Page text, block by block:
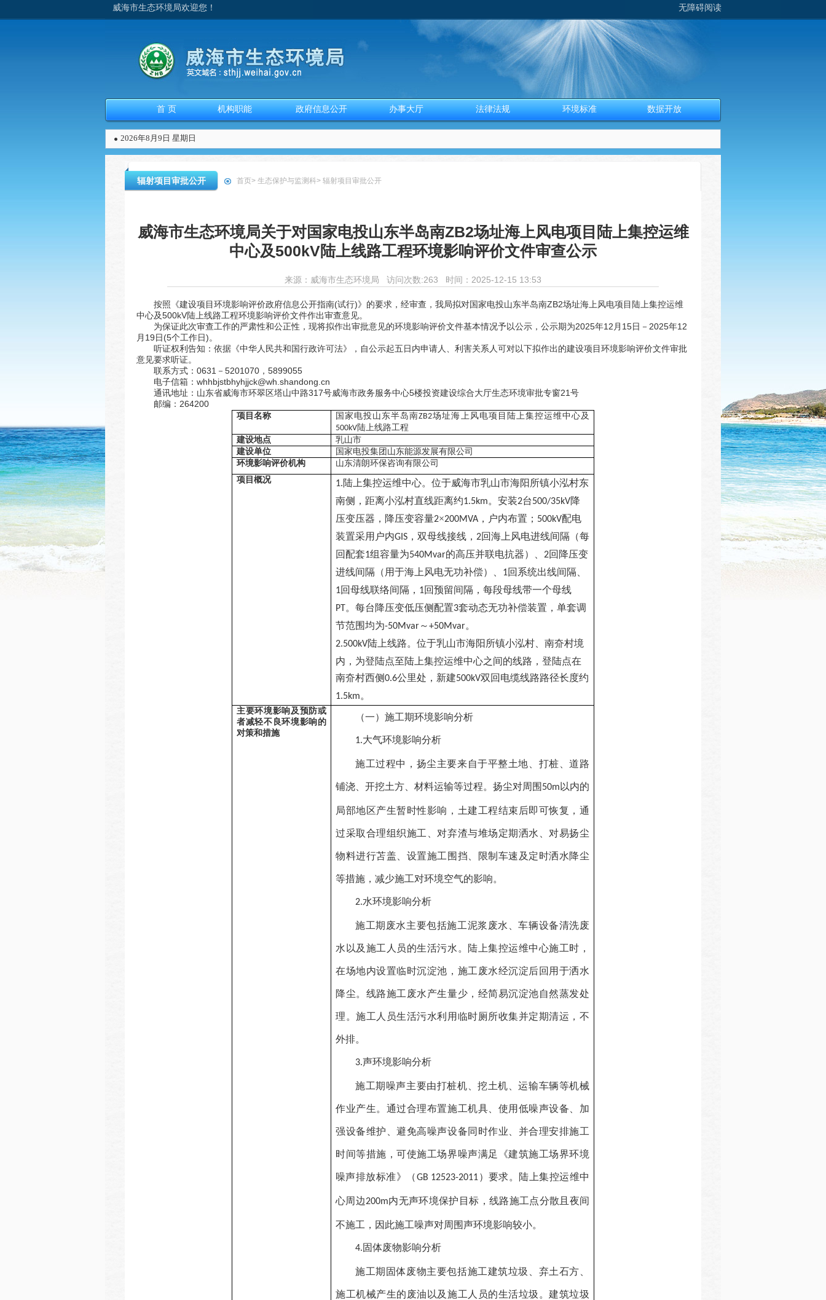
威海市生态环境局欢迎您！ 无障碍阅读
首 页 机构职能 政府信息公开 办事大厅 法律法规 环境标准 数据开放
2026年8月9日 星期日
辐射项目审批公开 首页> 生态保护与监测科> 辐射项目审批公开
威海市生态环境局关于对国家电投山东半岛南ZB2场址海上风电项目陆上集控运维
中心及500kV陆上线路工程环境影响评价文件审查公示
来源： 威海市生态环境局 访问次数:263 时间：2025-12-15 13:53
按照《建设项目环境影响评价政府信息公开指南(试行)》的要求，经审查，我局拟对国家电投山东半岛南ZB2场址海上风电项目陆上集控运维
中心及500kV陆上线路工程环境影响评价文件作出审查意见。
为保证此次审查工作的严肃性和公正性，现将拟作出审批意见的环境影响评价文件基本情况予以公示，公示期为2025年12月15日－2025年12
月19日(5个工作日)。
听证权利告知：依据《中华人民共和国行政许可法》，自公示起五日内申请人、利害关系人可对以下拟作出的建设项目环境影响评价文件审批
意见要求听证。
联系方式：0631－5201070，5899055
电子信箱：whhbjstbhyhjjck@wh.shandong.cn
通讯地址：山东省威海市环翠区塔山中路317号威海市政务服务中心5楼投资建设综合大厅生态环境审批专窗21号
邮编：264200
项目名称 国家电投山东半岛南ZB2场址海上风电项目陆上集控运维中心及
500kV陆上线路工程
建设地点
乳山市
建设单位
国家电投集团山东能源发展有限公司
环境影响评价机构
山东清朗环保咨询有限公司
项目概况
1.陆上集控运维中心。位于威海市乳山市海阳所镇小泓村东
南侧，距离小泓村直线距离约1.5km。安装2台500/35kV降
压变压器，降压变容量2×200MVA ，户内布置； 500kV配电
装置采用户内GIS ，双母线接线， 2回海上风电进线间隔（每
回配套1组容量为540Mvar的高压并联电抗器）、 2回降压变
进线间隔（用于海上风电无功补偿）、 1回系统出线间隔、
1回母线联络间隔， 1回预留间隔，每段母线带一个母线
PT。每台降压变低压侧配置3套动态无功补偿装置，单套调
节范围均为-50Mvar～+50Mvar。
2.500kV陆上线路。位于乳山市海阳所镇小泓村、南夼村境
内，为登陆点至陆上集控运维中心之间的线路，登陆点在
南夼村西侧0.6公里处，新建500kV双回电缆线路路径长度约
1.5km。
主要环境影响及预防或
者减轻不良环境影响的
对策和措施
（一）施工期环境影响分析
1.大气环境影响分析
施工过程中，扬尘主要来自于平整土地、打桩、道路
铺浇、开挖土方、材料运输等过程。扬尘对周围 50m 以内的
局部地区产生暂时性影响，土建工程结束后即可恢复，通
过采取合理组织施工、对弃渣与堆场定期洒水、对易扬尘
物料进行苫盖、设置施工围挡、限制车速及定时洒水降尘
等措施，减少施工对环境空气的影响。
2.水环境影响分析
施工期废水主要包括施工泥浆废水、车辆设备清洗废
水以及施工人员的生活污水。陆上集控运维中心施工时，
在场地内设置临时沉淀池，施工废水经沉淀后回用于洒水
降尘。线路施工废水产生量少，经简易沉淀池自然蒸发处
理。施工人员生活污水利用临时厕所收集并定期清运，不
外排。
3.声环境影响分析
施工期噪声主要由打桩机、挖土机、运输车辆等机械
作业产生。通过合理布置施工机具、使用低噪声设备、加
强设备维护、避免高噪声设备同时作业、并合理安排施工
时间等措施，可使施工场界噪声满足《建筑施工场界环境
噪声排放标准》（GB 12523-2011）要求。陆上集控运维中
心周边200m内无声环境保护目标，线路施工点分散且夜间
不施工，因此施工噪声对周围声环境影响较小。
4.固体废物影响分析
施工期固体废物主要包括施工建筑垃圾、弃土石方、
施工机械产生的废油以及施工人员的生活垃圾。建筑垃圾